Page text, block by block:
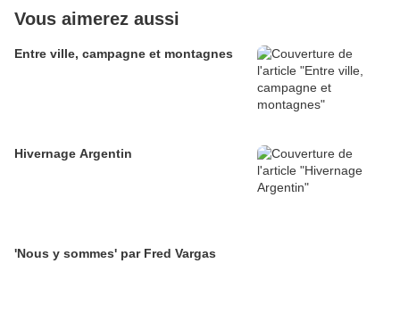
Vous aimerez aussi
Entre ville, campagne et montagnes
Hivernage Argentin
'Nous y sommes' par Fred Vargas